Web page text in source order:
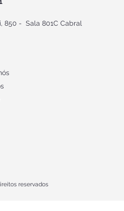
850 -Sala 801C Cabral
reservados